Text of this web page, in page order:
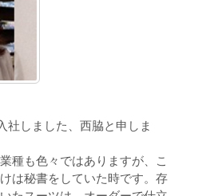
社しました、西脇と申しま
種も色々ではありますが、こ
は秘書をしていた時です。存